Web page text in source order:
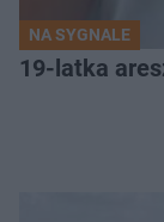
NA SYGNALE
19-latka